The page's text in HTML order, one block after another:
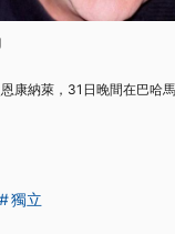
康納萊，31日晚間在巴哈
獨立